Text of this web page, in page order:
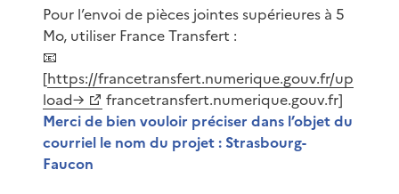
Pour l’envoi de pièces jointes supérieures à 5
Mo, utiliser France Transfert :
📧
[https://francetransfert.numerique.gouv.fr/up
load→
francetransfert.numerique.gouv.fr]
Merci de bien vouloir préciser dans l’objet du
courriel le nom du projet : Strasbourg-
Faucon